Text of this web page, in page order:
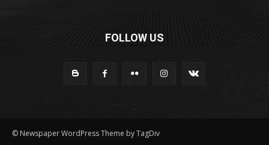
FOLLOW US
© Newspaper WordPress Theme by TagDiv